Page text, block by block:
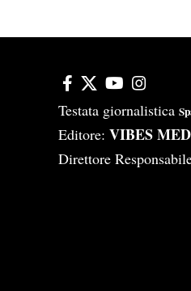
Testata giornalistica
Editore: VIBES
Direttore